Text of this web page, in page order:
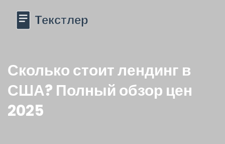
Сколько стоит лендинг в
США? Полный обзор цен
2025